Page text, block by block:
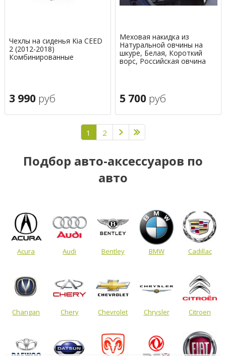
Чехлы на сиденья Kia CEED
2 (2012-2018)
Комбинированные
3 990 руб
Меховая накидка из
Натуральной овчины на
шкуре, Белая, Короткий
ворс, Российская овчина
5 700 руб
1 2
Подбор авто-аксессуаров по
авто
Acura Audi Bentley BMW Cadillac
Changan Chery Chevrolet Chrysler Citroen